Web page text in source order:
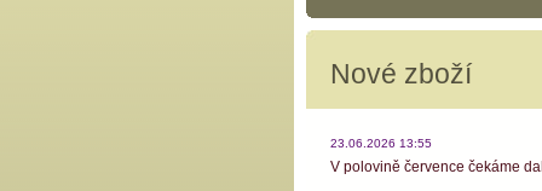
Nové zboží
23.06.2026 13:55
V polovině července čekáme